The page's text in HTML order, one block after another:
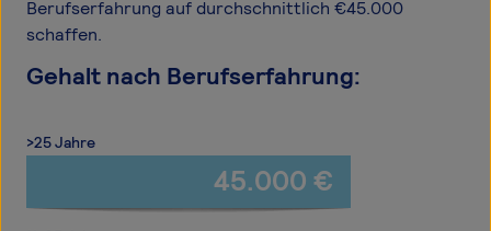
Berufserfahrung auf durchschnittlich €45.000
schaffen.
Gehalt nach Berufserfahrung:
>25 Jahre
45.000 €